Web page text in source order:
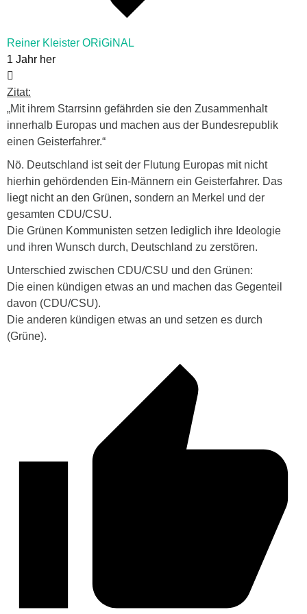
Reiner Kleister ORiGiNAL
1 Jahr her
Zitat:
„Mit ihrem Starrsinn gefährden sie den Zusammenhalt
innerhalb Europas und machen aus der Bundesrepublik
einen Geisterfahrer.“
Nö. Deutschland ist seit der Flutung Europas mit nicht
hierhin gehördenden Ein-Männern ein Geisterfahrer. Das
liegt nicht an den Grünen, sondern an Merkel und der
gesamten CDU/CSU.
Die Grünen Kommunisten setzen lediglich ihre Ideologie
und ihren Wunsch durch, Deutschland zu zerstören.
Unterschied zwischen CDU/CSU und den Grünen:
Die einen kündigen etwas an und machen das Gegenteil
davon (CDU/CSU).
Die anderen kündigen etwas an und setzen es durch
(Grüne).